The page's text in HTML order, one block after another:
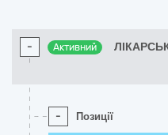
- Активний
- Позиції